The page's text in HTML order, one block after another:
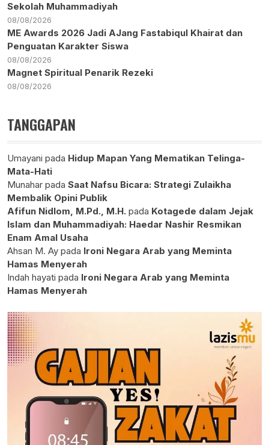
Sekolah Muhammadiyah
08/08/2026
ME Awards 2026 Jadi AJang Fastabiqul Khairat dan
Penguatan Karakter Siswa
08/08/2026
Magnet Spiritual Penarik Rezeki
08/08/2026
TANGGAPAN
Umayani pada Hidup Mapan Yang Mematikan Telinga-
Mata-Hati
Munahar pada Saat Nafsu Bicara: Strategi Zulaikha
Membalik Opini Publik
Afifun Nidlom, M.Pd., M.H. pada Kotagede dalam Jejak
Islam dan Muhammadiyah: Haedar Nashir Resmikan
Enam Amal Usaha
Ahsan M. Ay pada Ironi Negara Arab yang Meminta
Hamas Menyerah
Indah hayati pada Ironi Negara Arab yang Meminta
Hamas Menyerah